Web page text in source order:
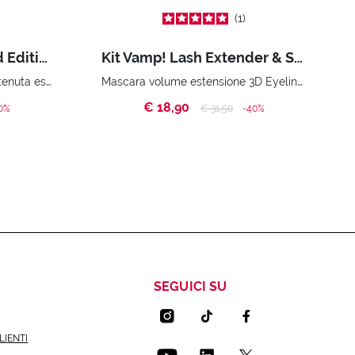
Kit Vamp! Forever Gold Edition
Mascara volume smisurato - tenuta estrema. Essential pouch
from
1
Kit Vamp! Lash Extender & Skinny Liner
Mascara volume estensione 3D Eyeliner Pennarello - ultra slim Beauty bag
€ 18,90
Price reduced from
€ 31,50to -40%
SEGUICI SU